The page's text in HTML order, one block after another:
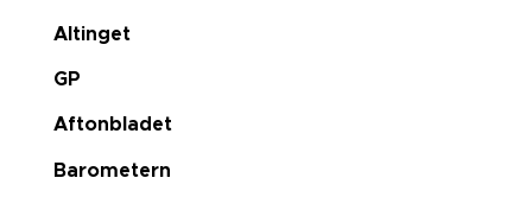
Altinget
GP
Aftonbladet
Barometern